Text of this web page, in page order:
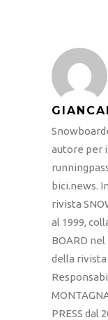
autore per
bici.news.
rivista
al 1999,
BOARD
della rivista
PRESS dal